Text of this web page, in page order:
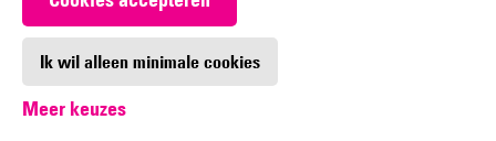
Ik wil alleen minimale cookies
Meer keuzes
Werken bij De Nieuwe Bibliotheek
Digitoegankelijkheid